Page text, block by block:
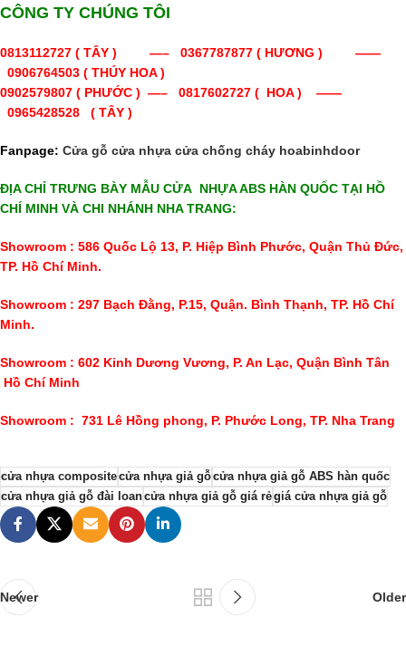
CÔNG TY CHÚNG TÔI
0813112727 ( TÂY ) —–
0367787877 ( HƯƠNG ) ——
0906764503 ( THÚY HOA )
0902579807 ( PHƯỚC ) —– 0817602727 ( HOA ) ——
0965428528 ( TÂY )
Fanpage: Cửa gỗ cửa nhựa cửa chống cháy hoabinhdoor
ĐỊA CHỈ TRƯNG BÀY MẪU CỬA NHỰA ABS HÀN QUỐC TẠI HỒ
CHÍ MINH VÀ CHI NHÁNH NHA TRANG:
Showroom : 586 Quốc Lộ 13, P. Hiệp Bình Phước, Quận Thủ Đức,
TP. Hồ Chí Minh.
Showroom : 297 Bạch Đằng, P.15, Quận. Bình Thạnh, TP. Hồ Chí
Minh.
Showroom : 602 Kinh Dương Vương, P. An Lạc, Quận Bình Tân
Hồ Chí Minh
Showroom : 731 Lê Hồng phong, P. Phước Long, TP. Nha Trang
cửa nhựa compositecửa nhựa giả gỗcửa nhựa giả gỗ ABS hàn quốc
cửa nhựa giả gỗ đài loancửa nhựa giả gỗ giá rẻgiá cửa nhựa giả gỗ
Newer Older